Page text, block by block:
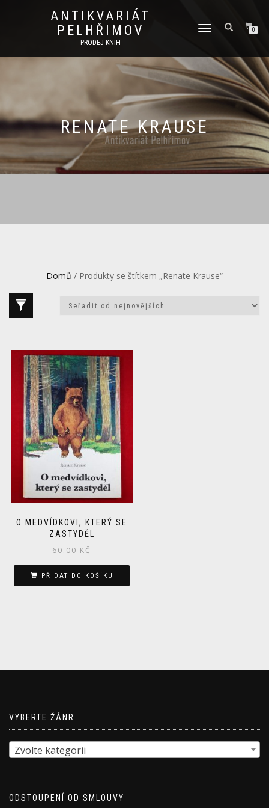
ANTIKVARIÁT
PELHŘIMOV
PRODEJ KNIH
PŘEPNOUT
0
RENATE KRAUSE
Domů / Produkty se štítkem „Renate Krause“
O MEDVÍDKOVI, KTERÝ SE
ZASTYDĚL
60.00 KČ
PŘIDAT DO KOŠÍKU
VYBERTE ŽÁNR
Zvolte kategorii
ODSTOUPENÍ OD SMLOUVY